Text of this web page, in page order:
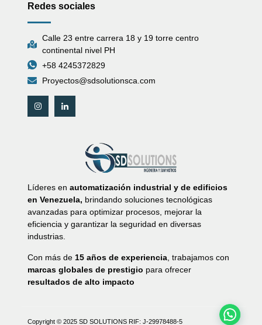
Redes sociales
Calle 23 entre carrera 18 y 19 torre centro
continental nivel PH
+58 4245372829
Proyectos@sdsolutionsca.com
Líderes en automatización industrial y de edificios
en Venezuela, brindando soluciones tecnológicas
avanzadas para optimizar procesos, mejorar la
eficiencia y garantizar la seguridad en diversas
industrias.
Con más de 15 años de experiencia , trabajamos con
marcas globales de prestigio para ofrecer
resultados de alto impacto
Copyright © 2025 SD SOLUTIONS RIF: J-29978488-5